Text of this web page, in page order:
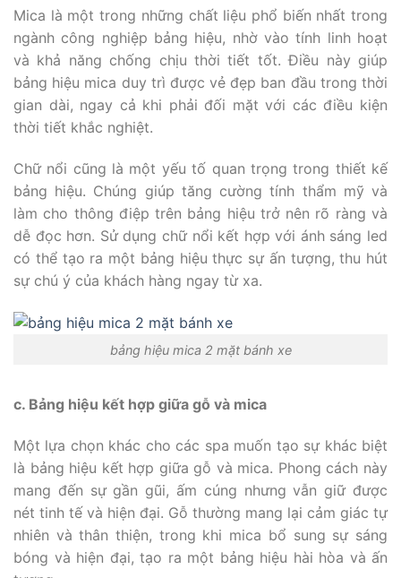
Mica là một trong những chất liệu phổ biến nhất trong
ngành công nghiệp bảng hiệu, nhờ vào tính linh hoạt
và khả năng chống chịu thời tiết tốt. Điều này giúp
bảng hiệu mica duy trì được vẻ đẹp ban đầu trong thời
gian dài, ngay cả khi phải đối mặt với các điều kiện
thời tiết khắc nghiệt.
Chữ nổi cũng là một yếu tố quan trọng trong thiết kế
bảng hiệu. Chúng giúp tăng cường tính thẩm mỹ và
làm cho thông điệp trên bảng hiệu trở nên rõ ràng và
dễ đọc hơn. Sử dụng chữ nổi kết hợp với ánh sáng led
có thể tạo ra một bảng hiệu thực sự ấn tượng, thu hút
sự chú ý của khách hàng ngay từ xa.
bảng hiệu mica 2 mặt bánh xe
c. Bảng hiệu kết hợp giữa gỗ và mica
Một lựa chọn khác cho các spa muốn tạo sự khác biệt
là bảng hiệu kết hợp giữa gỗ và mica. Phong cách này
mang đến sự gần gũi, ấm cúng nhưng vẫn giữ được
nét tinh tế và hiện đại. Gỗ thường mang lại cảm giác tự
nhiên và thân thiện, trong khi mica bổ sung sự sáng
bóng và hiện đại, tạo ra một bảng hiệu hài hòa và ấn